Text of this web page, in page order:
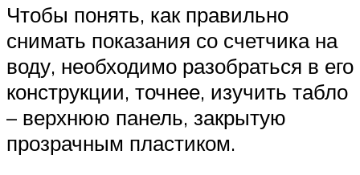
Чтобы понять, как правильно
снимать показания со счетчика на
воду, необходимо разобраться в его
конструкции, точнее, изучить табло
– верхнюю панель, закрытую
прозрачным пластиком.